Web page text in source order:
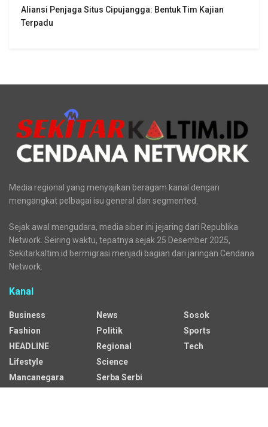
Aliansi Penjaga Situs Cipujangga: Bentuk Tim Kajian
Terpadu
Media regional yang menyajikan beragam kanal dengan
mengangkat pelbagai isu general dan segmented.
Sejak awal mengudara, media siber ini jejaring dari Republika
Network. Seiring waktu, tepatnya sejak 25 Desember 2025,
Sekitarkaltim.id bermigrasi menjadi bagian dari jaringan Cendana
Network.
Kanal
Business
Fashion
HEADLINE
Lifestyle
Mancanegara
News
Politik
Regional
Science
Serba Serbi
Sosok
Sports
Tech